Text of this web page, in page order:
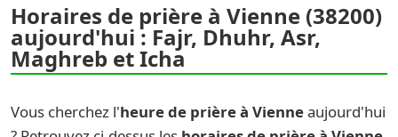
Horaires de prière à Vienne (38200)
aujourd'hui : Fajr, Dhuhr, Asr,
Maghreb et Icha
Vous cherchez l'heure de prière à Vienneaujourd'hui